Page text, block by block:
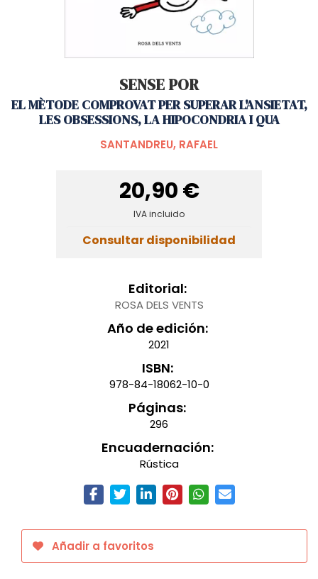
SENSE POR
EL MÈTODE COMPROVAT PER SUPERAR L'ANSIETAT,
LES OBSESSIONS, LA HIPOCONDRIA I QUA
SANTANDREU, RAFAEL
20,90 €
IVA incluido
Consultar disponibilidad
Editorial:
ROSA DELS VENTS
Año de edición:
2021
ISBN:
978-84-18062-10-0
Páginas:
296
Encuadernación:
Rústica
Añadir a favoritos